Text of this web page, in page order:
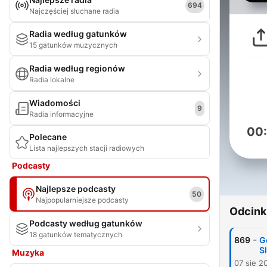
Najczęściej słuchane radia
694
Radia według gatunków
15 gatunków muzycznych
Radia według regionów
Radia lokalne
Wiadomości
Radia informacyjne
9
Polecane
Lista najlepszych stacji radiowych
Podcasty
Najlepsze podcasty
Najpopularniejsze podcasty
50
Podcasty według gatunków
18 gatunków tematycznych
Muzyka
869 -
07 sie